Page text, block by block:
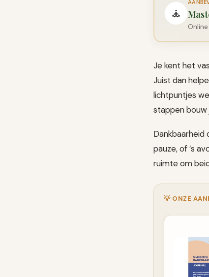
🧘
Je kent het
Juist dan
lichtpuntjes
stappen bouw
Dankbaarheid
pauze, of ’s
ruimte om
💡 ONZE